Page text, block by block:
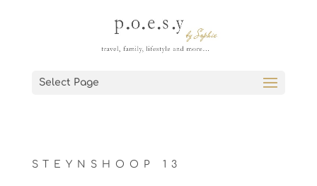
Select Page
STEYNSHOOP 13